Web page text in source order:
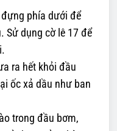
phía dưới để
Sử dụng cờ lê 17 để
ra hết khỏi đầu
ốc xả dầu như ban
trong đầu bơm,